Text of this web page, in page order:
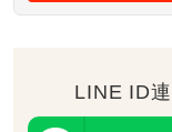
LINE ID